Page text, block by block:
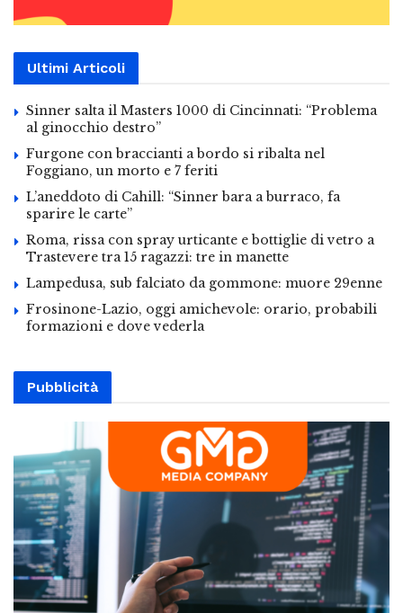
Ultimi Articoli
Sinner salta il Masters 1000 di Cincinnati: “Problema
al ginocchio destro”
Furgone con braccianti a bordo si ribalta nel
Foggiano, un morto e 7 feriti
L’aneddoto di Cahill: “Sinner bara a burraco, fa
sparire le carte”
Roma, rissa con spray urticante e bottiglie di vetro a
Trastevere tra 15 ragazzi: tre in manette
Lampedusa, sub falciato da gommone: muore 29enne
Frosinone-Lazio, oggi amichevole: orario, probabili
formazioni e dove vederla
Pubblicità